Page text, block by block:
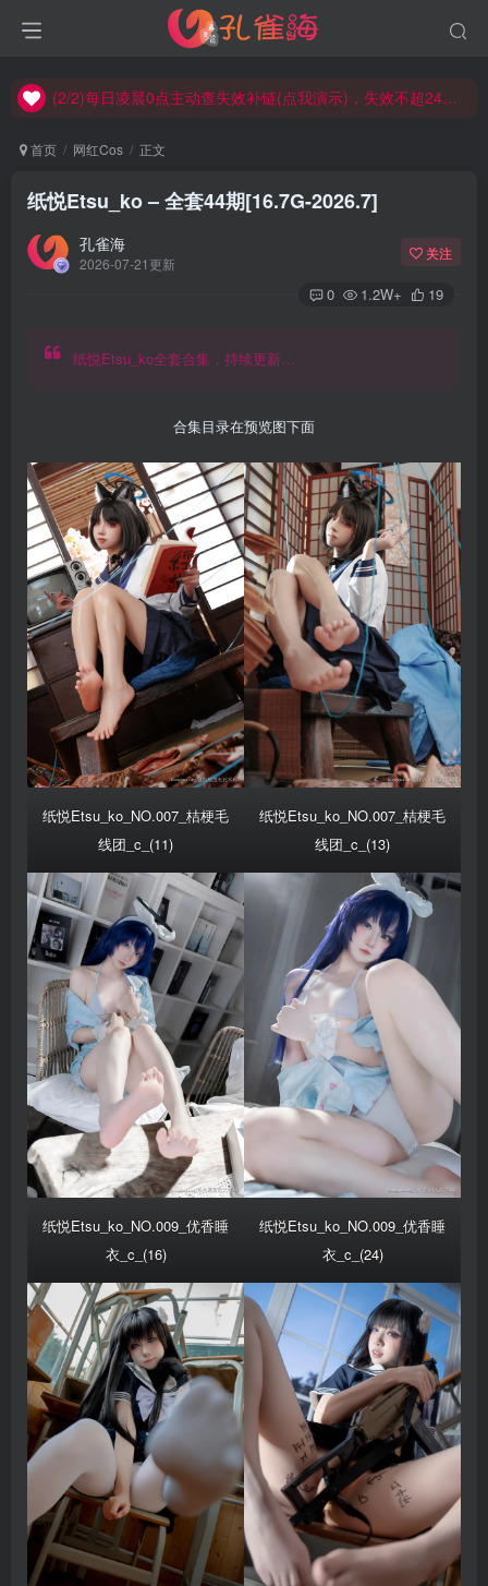
(2/2)每日凌晨0点主动查失效补链(点我演示)，失效不超24小时，
(2/2)每日凌晨0点主动查失效补链(点我演示)，失效不超24小时，
首页 网红Cos 正文
纸悦Etsu_ko – 全套44期[16.7G-2026.7]
孔雀海
2026-07-21更新
关注
0 1.2W+ 19
纸悦Etsu_ko全套合集，持续更新…
合集目录在预览图下面
纸悦Etsu_ko_NO.007_桔梗毛
线团_c_(11)
纸悦Etsu_ko_NO.007_桔梗毛
线团_c_(13)
纸悦Etsu_ko_NO.009_优香睡
衣_c_(16)
纸悦Etsu_ko_NO.009_优香睡
衣_c_(24)